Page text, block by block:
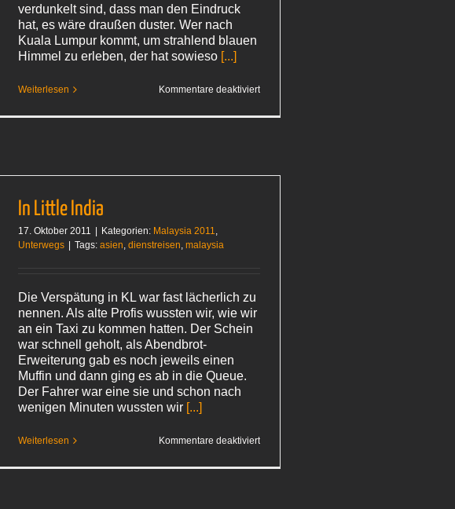
verdunkelt sind, dass man den Eindruck
hat, es wäre draußen duster. Wer nach
Kuala Lumpur kommt, um strahlend blauen
Himmel zu erleben, der hat sowieso [...]
Weiterlesen Kommentare deaktiviertfür
In Little India
17. Oktober 2011 Kategorien: Malaysia 2011,
Unterwegs
Tags: asien, dienstreisen, malaysia
Die Verspätung in KL war fast lächerlich zu
nennen. Als alte Profis wussten wir, wie wir
an ein Taxi zu kommen hatten. Der Schein
war schnell geholt, als Abendbrot-
Erweiterung gab es noch jeweils einen
Muffin und dann ging es ab in die Queue.
Der Fahrer war eine sie und schon nach
wenigen Minuten wussten wir [...]
Weiterlesen Kommentare deaktiviertfür